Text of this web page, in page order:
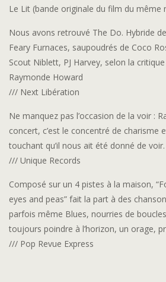
Le Lit (bande originale du film du même
Nous avons retrouvé The Do. Hybride
Feary Furnaces, saupoudrés de Coco
Scout Niblett, PJ Harvey, selon la critique
Raymonde Howard
/// Next Libération
Ne manquez pas l’occasion de la voir :
concert, c’est le concentré de charisme
touchant qu’il nous ait été donné de voir.
/// Unique Records
Composé sur un 4 pistes à la maison,
eyes and peas” fait la part à des
parfois même Blues, nourries de
toujours poindre à l’horizon, un orage,
/// Pop Revue Express